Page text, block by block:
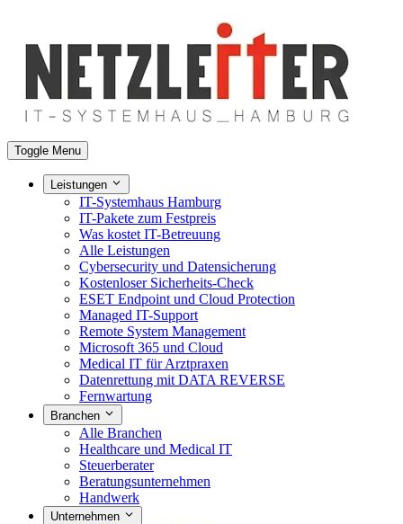
Toggle Menu
Leistungen
IT-Systemhaus Hamburg
IT-Pakete zum Festpreis
Was kostet IT-Betreuung
Alle Leistungen
Cybersecurity und Datensicherung
Kostenloser Sicherheits-Check
ESET Endpoint und Cloud Protection
Managed IT-Support
Remote System Management
Microsoft 365 und Cloud
Medical IT für Arztpraxen
Datenrettung mit DATA REVERSE
Fernwartung
Branchen
Alle Branchen
Healthcare und Medical IT
Steuerberater
Beratungsunternehmen
Handwerk
Unternehmen